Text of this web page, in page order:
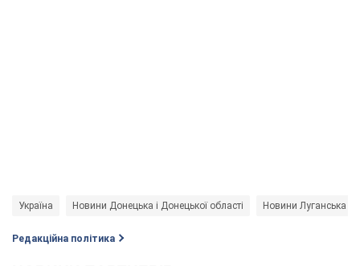
Україна Новини Донецька і Донецької області Новини Луганська і
Редакційна політика